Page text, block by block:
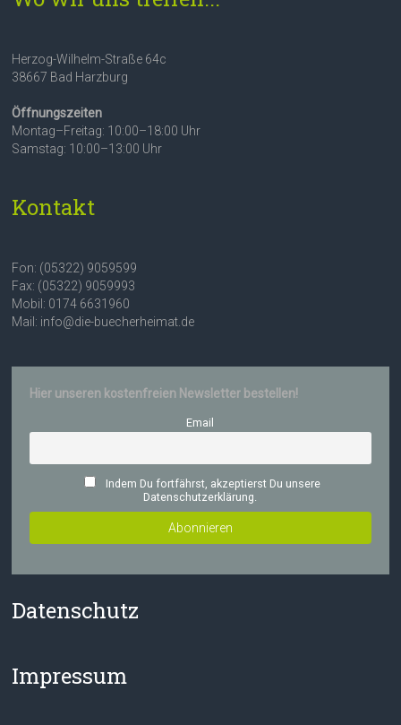
Herzog-Wilhelm-Straße 64c
38667 Bad Harzburg
Öffnungszeiten
Montag–Freitag: 10:00–18:00 Uhr
Samstag: 10:00–13:00 Uhr
Kontakt
Fon: (05322) 9059599
Fax: (05322) 9059993
Mobil: 0174 6631960
Mail: info@die-buecherheimat.de
Hier unseren kostenfreien Newsletter bestellen!
Email
Indem Du fortfährst, akzeptierst Du unsere
Datenschutzerklärung.
Datenschutz
Impressum